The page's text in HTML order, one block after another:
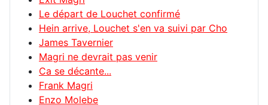
Le départ de Louchet confirmé
Hein arrive, Louchet s'en va suivi par Cho
James Tavernier
Magri ne devrait pas venir
Ca se décante...
Frank Magri
Enzo Molebe